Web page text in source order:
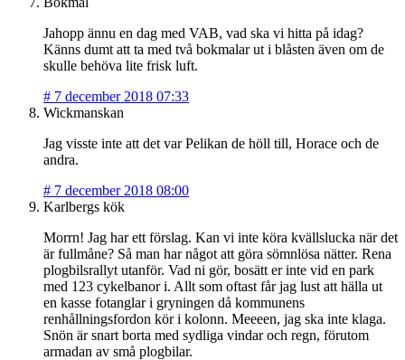
Jahopp ännu en dag med VAB, vad ska vi hitta på idag?
Känns dumt att ta med två bokmalar ut i blåsten även om de
skulle behöva lite frisk luft.
# 7 december 2018 07:33
Wickmanskan
Jag visste inte att det var Pelikan de höll till, Horace och de
andra.
# 7 december 2018 08:00
Karlbergs kök
Morrn! Jag har ett förslag. Kan vi inte köra kvällslucka när det
är fullmåne? Så man har något att göra sömnlösa nätter. Rena
plogbilsrallyt utanför. Vad ni gör, bosätt er inte vid en park
med 123 cykelbanor i. Allt som oftast får jag lust att hälla ut
en kasse fotanglar i gryningen då kommunens
renhållningsfordon kör i kolonn. Meeeen, jag ska inte klaga.
Snön är snart borta med sydliga vindar och regn, förutom
armadan av små plogbilar.